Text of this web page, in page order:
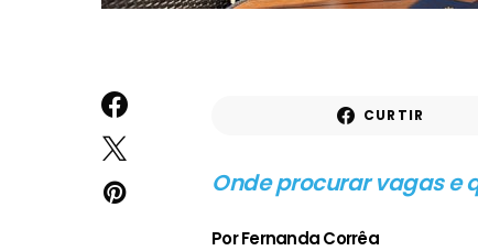
CURTIR
Onde procurar vagas e
Por Fernanda Corrêa